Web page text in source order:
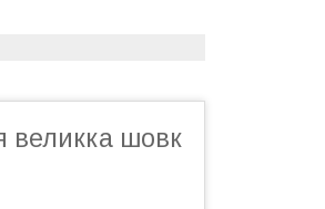
великка шовк